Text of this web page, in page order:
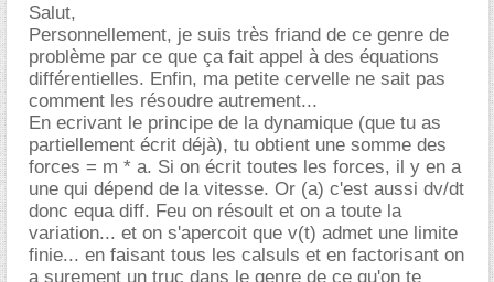
Salut,
Personnellement, je suis très friand de ce genre de
problème par ce que ça fait appel à des équations
différentielles. Enfin, ma petite cervelle ne sait pas
comment les résoudre autrement...
En ecrivant le principe de la dynamique (que tu as
partiellement écrit déjà), tu obtient une somme des
forces = m * a. Si on écrit toutes les forces, il y en a
une qui dépend de la vitesse. Or (a) c'est aussi dv/dt
donc equa diff. Feu on résoult et on a toute la
variation... et on s'apercoit que v(t) admet une limite
finie... en faisant tous les calsuls et en factorisant on
a surement un truc dans le genre de ce qu'on te